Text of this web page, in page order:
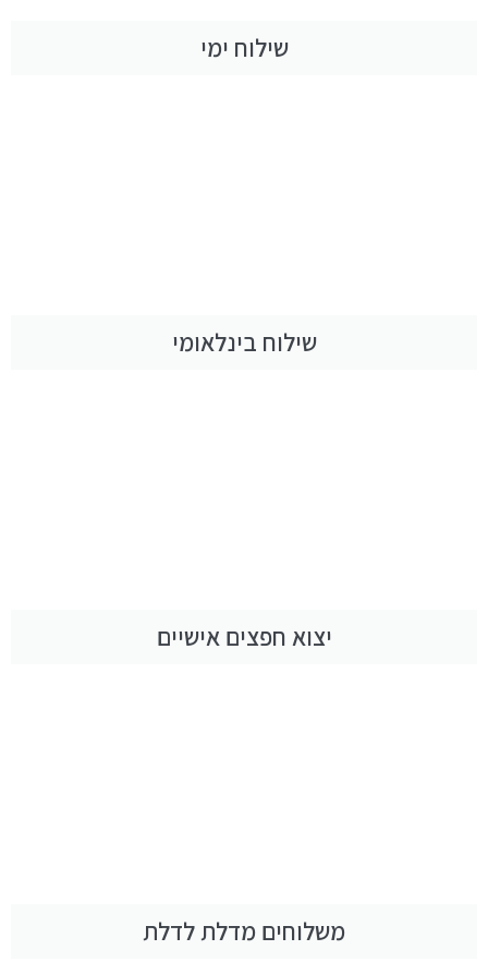
שילוח ימי
שילוח בינלאומי
יצוא חפצים אישיים
משלוחים מדלת לדלת